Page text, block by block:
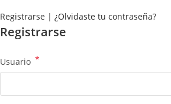
Registrarse | ¿Olvidaste tu contraseña?
Registrarse
Usuario *